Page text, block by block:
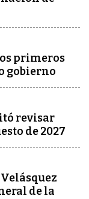
primeros
gobierno
revisar
de 2027
de la